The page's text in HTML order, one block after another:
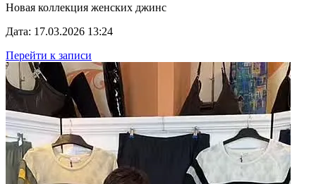
Новая коллекция женских джинс
Дата: 17.03.2026 13:24
Перейти к записи